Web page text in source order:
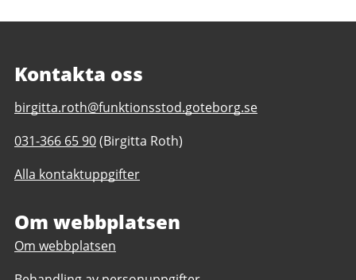
Kontakta oss
E-
till
Samverket
daglig
Göteborgs
Stad
birgitta.roth@funktionsstod.goteborg.se
Telefonnummer
Samverket
verksamhet
Göteborgs
Stad
031-366 65 90(Birgitta Roth)
Alla kontaktuppgifter
Om webbplatsen
Om webbplatsen